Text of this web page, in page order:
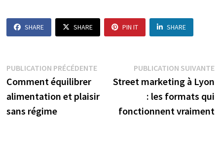
SHARE SHARE PIN IT SHARE
Navigation
de
l’article
PUBLICATION PRÉCÉDENTEPublication
précédente :
Comment équilibrer
alimentation et plaisir
sans régime
PUBLICATION SUIVANTE
Street marketing à Lyon
: les formats qui
fonctionnent vraiment